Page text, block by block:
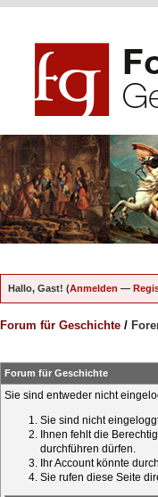
Hallo, Gast! (Anmelden —
Forum für Geschichte /
Forum für Geschichte
Sie sind entweder nicht
Sie sind nicht
Ihnen fehlt die
durchführen dürfen.
Ihr Account könnte
Sie rufen diese Seite